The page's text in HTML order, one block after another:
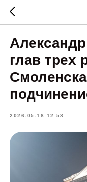
глав трех
2026-05-18 12:58